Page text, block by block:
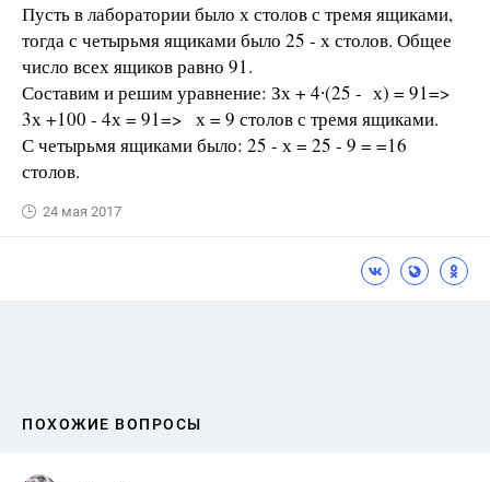
Пусть в лаборатории было х столов с тремя ящиками,
тогда с четырьмя ящиками было 25 - х столов. Общее
число всех ящиков равно 91.
Составим и решим уравнение: Зх + 4∙(25 - х) = 91=>
3х +100 - 4х = 91=> х = 9 столов с тремя ящиками.
С четырьмя ящиками было: 25 - х = 25 - 9 = =16
столов.
24 мая 2017
ПОХОЖИЕ ВОПРОСЫ